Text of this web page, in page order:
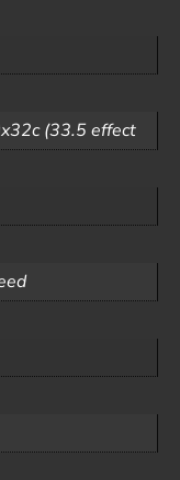
(33.5 effect